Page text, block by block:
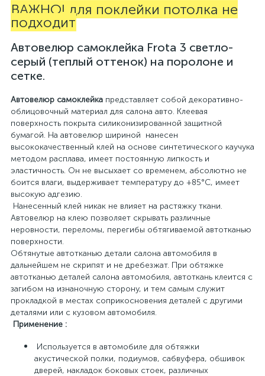
ВАЖНО! для поклейки потолка не
подходит
Автовелюр самоклейка Frota 3 светло-
серый (теплый оттенок) на поролоне и
сетке.
Автовелюр самоклейка представляет собой декоративно-
облицовочный материал для салона авто. Клеевая
поверхность покрыта силиконизированной защитной
бумагой. На автовелюр шириной нанесен
высококачественный клей на основе синтетического каучука
методом расплава, имеет постоянную липкость и
эластичность. Он не высыхает со временем, абсолютно не
боится влаги, выдерживает температуру до +85°С, имеет
высокую адгезию.
Нанесенный клей никак не влияет на растяжку ткани.
Автовелюр на клею позволяет скрывать различные
неровности, переломы, перегибы обтягиваемой автотканью
поверхности.
Обтянутые автотканью детали салона автомобиля в
дальнейшем не скрипят и не дребезжат. При обтяжке
автотканью деталей салона автомобиля, автоткань клеится с
загибом на изнаночную сторону, и тем самым служит
прокладкой в местах соприкосновения деталей с другими
деталями или с кузовом автомобиля.
Применение :
Используется в автомобиле для обтяжки
акустической полки, подиумов, сабвуфера, обшивок
дверей, накладок боковых стоек, различных